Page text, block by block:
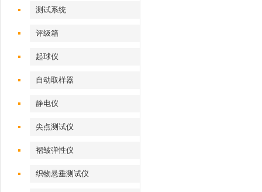
测试系统
评级箱
起球仪
自动取样器
静电仪
尖点测试仪
褶皱弹性仪
织物悬垂测试仪